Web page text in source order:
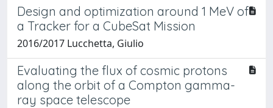
Design and optimization around 1 MeV of
a Tracker for a CubeSat Mission
2016/2017 Lucchetta, Giulio
Evaluating the flux of cosmic protons
along the orbit of a Compton gamma-
ray space telescope